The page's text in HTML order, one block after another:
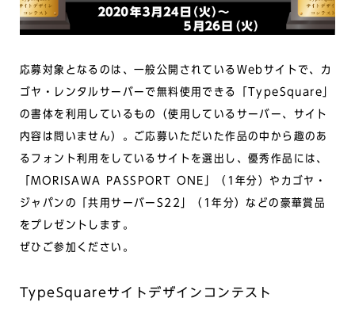
応募対象となるのは、一般公開されているWebサイトで、カ
ゴヤ・レンタルサーバーで無料使用できる「TypeSquare」
の書体を利用しているもの（使用しているサーバー、サイト
内容は問いません）。ご応募いただいた作品の中から趣のあ
るフォント利用をしているサイトを選出し、優秀作品には、
「MORISAWA PASSPORT ONE」（1年分）やカゴヤ・
ジャパンの「共用サーバーS22」（1年分）などの豪華賞品
をプレゼントします。
ぜひご参加ください。
TypeSquareサイトデザインコンテスト